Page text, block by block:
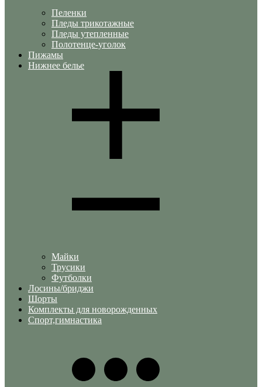
Пеленки
Пледы трикотажные
Пледы утепленные
Полотенце-уголок
Пижамы
Нижнее белье
Майки
Трусики
Футболки
Лосины/бриджи
Шорты
Комплекты для новорожденных
Спорт,гимнастика